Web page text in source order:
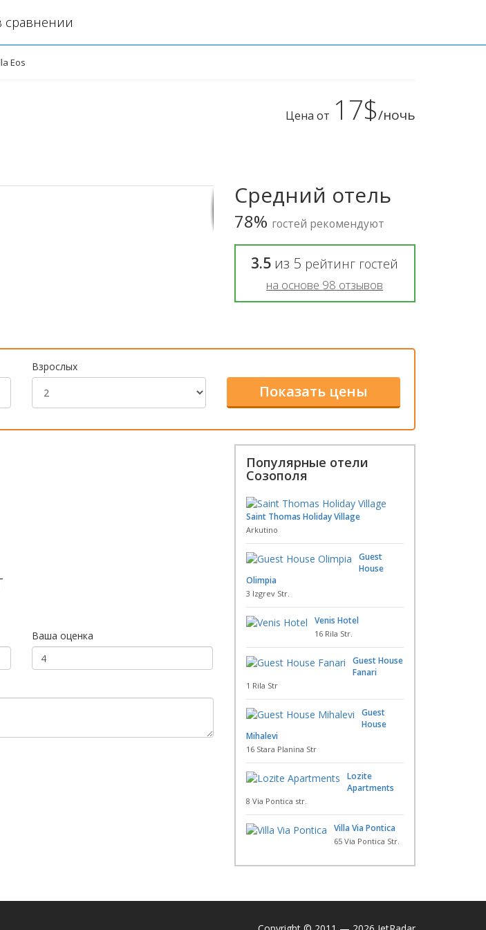
сравнении
Eos
Цена от 17$/ночь
Средний отель
78% гостей рекомендуют
3.5 из 5 рейтинг гостей
на основе 98 отзывов
Взрослых
Ваша оценка
Популярные отели
Созополя
Saint Thomas Holiday Village
Arkutino
Guest
House
Olimpia
3 Izgrev Str.
Venis Hotel
16 Rila Str.
Guest House
Fanari
1 Rila Str
Guest
House
Mihalevi
16 Stara Planina Str
Lozite
Apartments
8 Via Pontica str.
Villa Via Pontica
65 Via Pontica Str.